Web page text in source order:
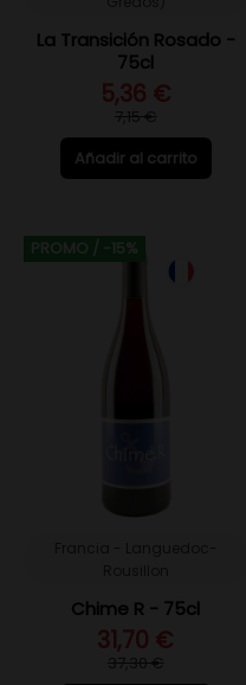
La Transición Rosado -
75cl
5,36 €
7,15 €
Añadir al carrito
PROMO / -15%
Chime R - 75cl
31,70 €
37,30 €